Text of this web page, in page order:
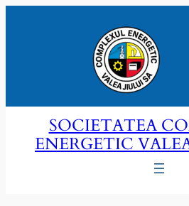
SOCIETATEA
ENERGETIC